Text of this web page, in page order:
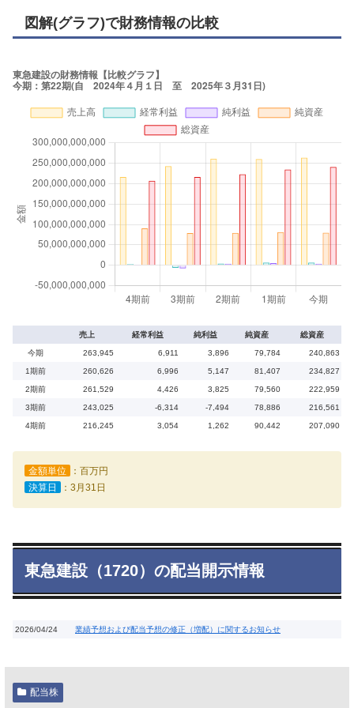
図解(グラフ)で財務情報の比較
売上 経常利益 純利益 純資産 総資産
今期 263,945 6,911 3,896 79,784 240,863
1期前 260,626 6,996 5,147 81,407 234,827
2期前 261,529 4,426 3,825 79,560 222,959
3期前 243,025 -6,314 -7,494 78,886 216,561
4期前 216,245 3,054 1,262 90,442 207,090
金額単位
：百万円
決算日
：3月31日
東急建設（1720）の配当開示情報
2026/04/24 業績予想および配当予想の修正（増配）に関するお知らせ
配当株